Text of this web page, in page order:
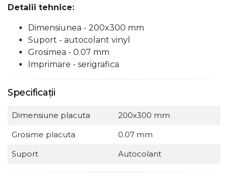
Detalii tehnice:
Dimensiunea - 200x300 mm
Suport - autocolant vinyl
Grosimea - 0.07 mm
Imprimare - serigrafica
Specificații
Dimensiune placuta
200x300 mm
Grosime placuta
0.07 mm
Suport
Autocolant